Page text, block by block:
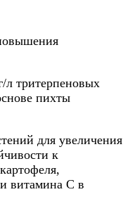
л тритерпеновых
пихты
для увеличения
к
витамина С в